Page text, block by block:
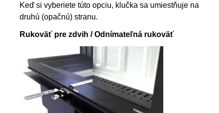
Keď si vyberiete túto opciu, klučka sa umiestňuje na
druhú (opačnú) stranu.
Rukoväť pre zdvih / Odnímateľná rukoväť